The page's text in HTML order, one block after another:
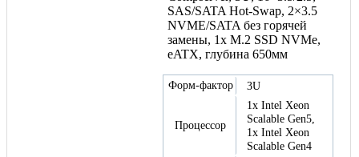
SAS/SATA Hot-Swap, 2×3.5
NVME/SATA без горячей
замены, 1x M.2 SSD NVMe,
eATX, глубина 650мм
Форм-фактор 3U
Процессор
1x Intel Xeon
Scalable Gen5,
1x Intel Xeon
Scalable Gen4